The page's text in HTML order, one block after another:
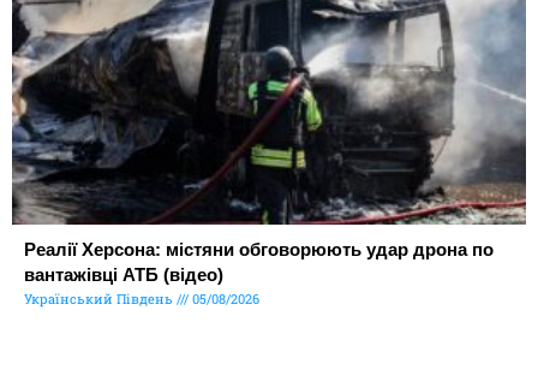
Реалії Херсона: містяни обговорюють удар дрона по
вантажівці АТБ (відео)
Український Південь 05/08/2026